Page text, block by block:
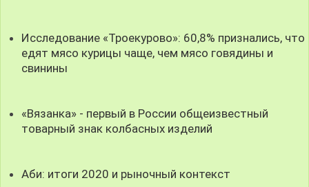
Исследование «Троекурово»: 60,8% признались, что
едят мясо курицы чаще, чем мясо говядины и
свинины
«Вязанка» - первый в России общеизвестный
товарный знак колбасных изделий
Аби: итоги 2020 и рыночный контекст